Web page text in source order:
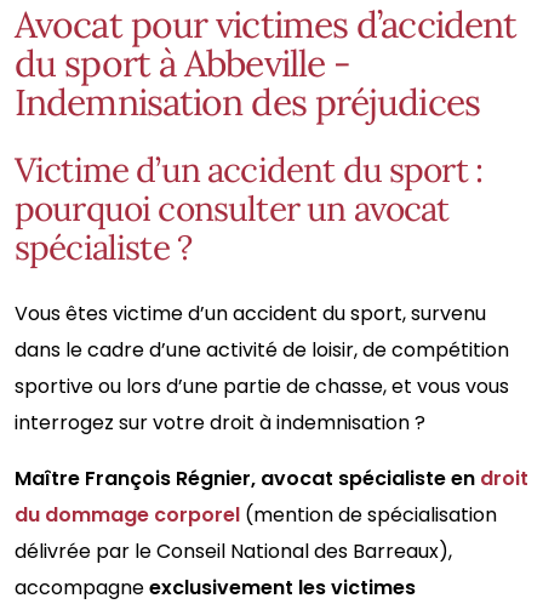
Avocat pour victimes d’accident
du sport à Abbeville -
Indemnisation des préjudices
Victime d’un accident du sport :
pourquoi consulter un avocat
spécialiste ?
Vous êtes victime d’un accident du sport, survenu
dans le cadre d’une activité de loisir, de compétition
sportive ou lors d’une partie de chasse, et vous vous
interrogez sur votre droit à indemnisation ?
Maître François Régnier, avocat spécialiste en droit
du dommage corporel (mention de spécialisation
délivrée par le Conseil National des Barreaux),
accompagneexclusivement les victimes